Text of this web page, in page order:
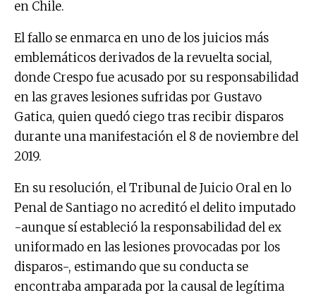
en Chile.
El fallo se enmarca en uno de los juicios más
emblemáticos derivados de la revuelta social,
donde Crespo fue acusado por su responsabilidad
en las graves lesiones sufridas por Gustavo
Gatica, quien quedó ciego tras recibir disparos
durante una manifestación el 8 de noviembre del
2019.
En su resolución, el Tribunal de Juicio Oral en lo
Penal de Santiago no acreditó el delito imputado
-aunque sí estableció la responsabilidad del ex
uniformado en las lesiones provocadas por los
disparos-, estimando que su conducta se
encontraba amparada por la causal de legítima